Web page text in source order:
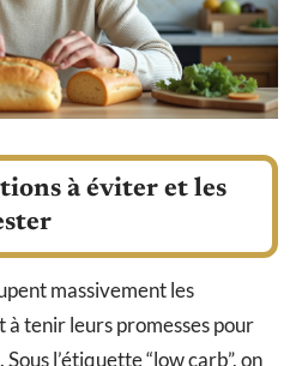
à éviter et les
massivement les
à tenir leurs promesses pour
l’étiquette “low carb”, on